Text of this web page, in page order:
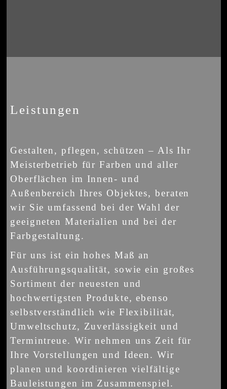
Leistungen
Gestalten, pflegen, schützen – Als Ihr
Meisterbetrieb für Farben und aller
Oberflächen im Innen- und
Außenbereich Ihres Objektes, beraten
wir Sie umfassend bei der Wahl der
geeigneten Materialien und bei der
Farbgestaltung.
Für uns ist ein hohes Maß an
Ausführungsqualität, sowie ein großes
Sortiment der neuesten und
hochwertigsten Produkte, ebenso
selbstverständlich wie Flexibilität,
Umweltschutz, Zuverlässigkeit und
Termintreue. Wir nehmen uns Zeit für
Ihre Vorstellungen und Ideen. Wir
planen und koordinieren vielfältige
Bauleistungen im Zusammenspiel.